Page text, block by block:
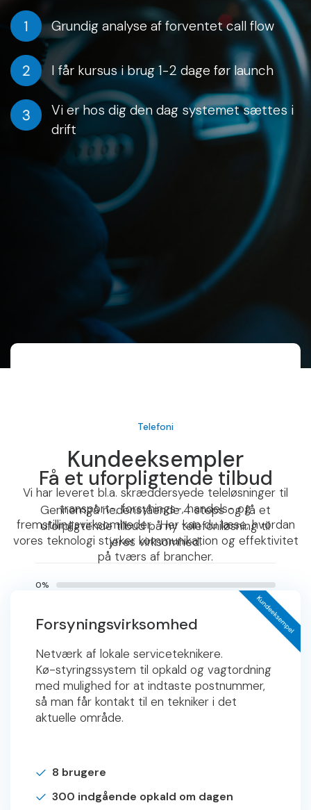
Grundig analyse af forventet call flow
I får kursus i brug 1-2 dage før launch
Vi er hos dig den dag systemet sættes i
drift
Få et uforpligtende tilbud
Gennemgå nedenstående 4 steps og få et
uforpligtende tilbud på ny telefoniløsning til
jeres virksomhed.
0%
Hvilken telefoniløsning går I efter?
Ren Fastnet/IP telefoni
Mobiltelefoni og eller med IP telefoni
Telefoni
Kundeeksempler
Vi har leveret bl.a. skræddersyede teleløsninger til
transport-, forsynings-, handels- og
fremstillingsvirksomheder. Her kan du læse, hvordan
vores teknologi styrker kommunikation og effektivitet
på tværs af brancher.
Forsyningsvirksomhed
Netværk af lokale serviceteknikere.
Kø-styringssystem til opkald og vagtordning
med mulighed for at indtaste postnummer,
så man får kontakt til en tekniker i det
aktuelle område.
8 brugere
300 indgående opkald om dagen